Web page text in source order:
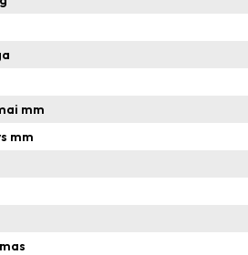
mm
mm